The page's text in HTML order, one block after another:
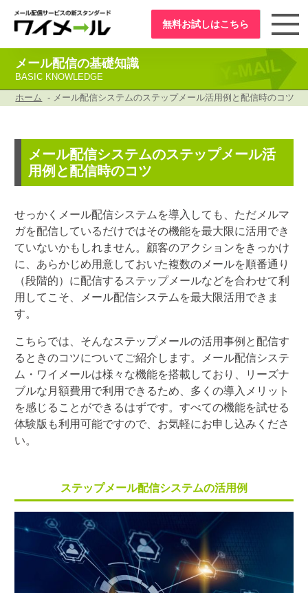
無料お試しはこちら
メール配信の基礎知識
BASIC KNOWLEDGE
ホーム - メール配信システムのステップメール活用例と配信時のコツ
メール配信システムのステップメール活
用例と配信時のコツ
せっかくメール配信システムを導入しても、ただメルマ
ガを配信しているだけではその機能を最大限に活用でき
ていないかもしれません。顧客のアクションをきっかけ
に、あらかじめ用意しておいた複数のメールを順番通り
（段階的）に配信するステップメールなどを合わせて利
用してこそ、メール配信システムを最大限活用できま
す。
こちらでは、そんなステップメールの活用事例と配信す
るときのコツについてご紹介します。メール配信システ
ム・ワイメールは様々な機能を搭載しており、リーズナ
ブルな月額費用で利用できるため、多くの導入メリット
を感じることができるはずです。すべての機能を試せる
体験版も利用可能ですので、お気軽にお申し込みくださ
い。
ステップメール配信システムの活用例